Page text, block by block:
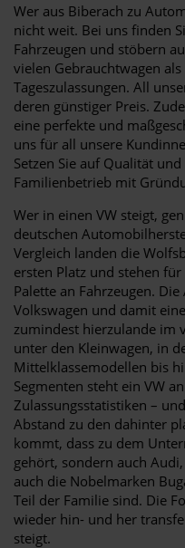
Wer aus Biberach zu
nicht weit. Bei uns finden
Fahrzeugen und stöbern
vielen Gebrauchtwagen
Tageszulassungen. All
deren günstiger Preis.
eine perfekte und
uns für all unsere
Setzen Sie auf Qualität
Familienbetrieb mit
Wer in einen VW steigt,
deutschen
Vergleich landen die
ersten Platz und stehen
Palette an Fahrzeugen.
Volkswagen und damit
zumindest hierzulande im
unter den Kleinwagen, in
Mittelklassemodellen bis
Segmenten steht ein VW
Zulassungsstatistiken –
Abstand zu den dahinter
kommt, dass zu dem
gehört, sondern auch
auch die Nobelmarken
Teil der Familie sind. Die
wieder hin- und her
steigt.